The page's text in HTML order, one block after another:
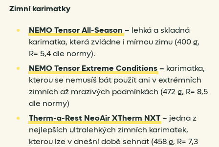
Zimní karimatky
NEMO Tensor All-Season – lehká a skladná
karimatka, která zvládne i mírnou zimu (400 g,
R= 5,4 dle normy).
NEMO Tensor Extreme Conditions– karimatka,
kterou se nemusíš bát použít ani v extrémních
zimních až mrazivých podmínkách (472 g, R= 8,5
dle normy)
Therm-a-Rest NeoAir XTherm NXT– jedna z
nejlepších ultralehkých zimních karimatek,
kterou lze v dnešní době sehnat (458 g, R= 7,3